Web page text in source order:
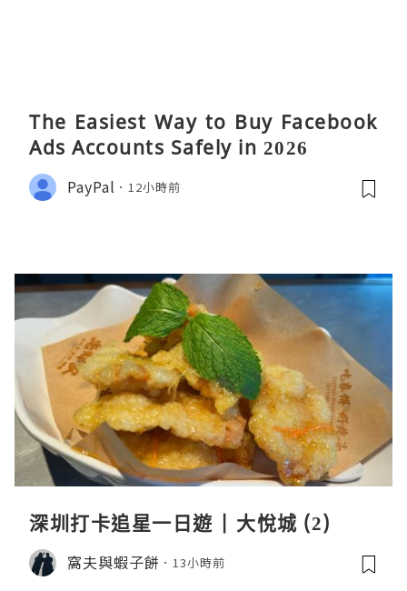
The Easiest Way to Buy Facebook
Ads Accounts Safely in 2026
PayPal 12小時前
深圳打卡追星一日遊 | 大悅城 (2)
窩夫與蝦子餅 13小時前